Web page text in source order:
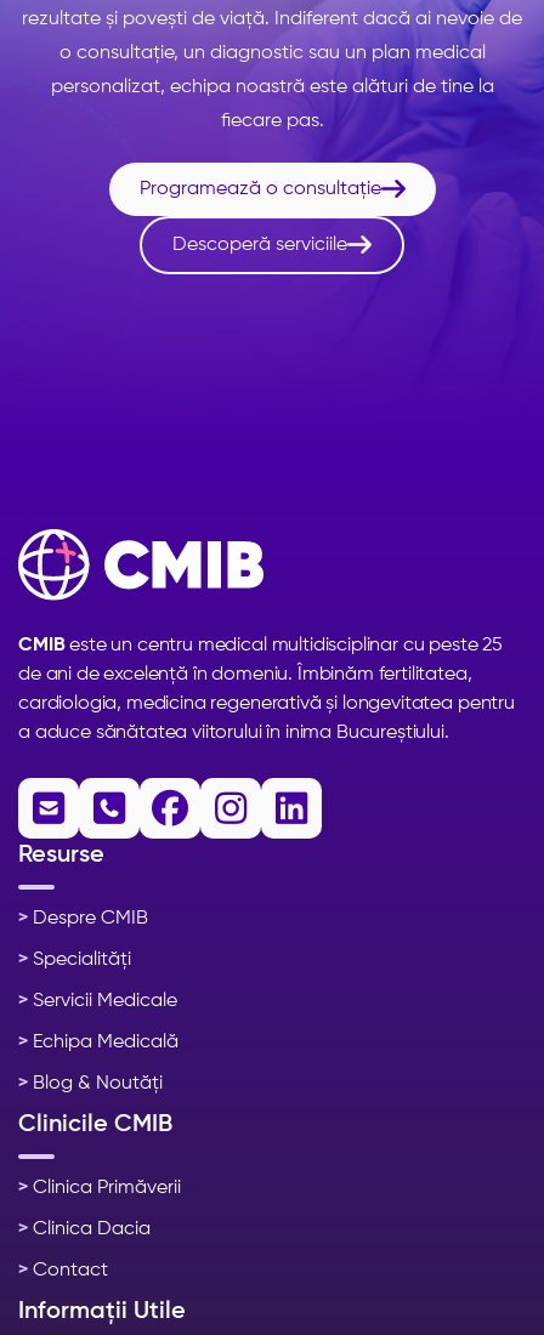
rezultate și povești de viață. Indiferent dacă ai nevoie de
o consultație, un diagnostic sau un plan medical
personalizat, echipa noastră este alături de tine la
fiecare pas.
Programează o consultație
Descoperă serviciile
CMIBeste un centru medical multidisciplinar cu peste 25
de ani de excelență în domeniu. Îmbinăm fertilitatea,
cardiologia, medicina regenerativă și longevitatea pentru
a aduce sănătatea viitorului în inima Bucureștiului.
    
Resurse
> Despre CMIB
> Specialități
> Servicii Medicale
> Echipa Medicală
> Blog & Noutăți
Clinicile CMIB
> Clinica Primăverii
> Clinica Dacia
> Contact
Informații Utile